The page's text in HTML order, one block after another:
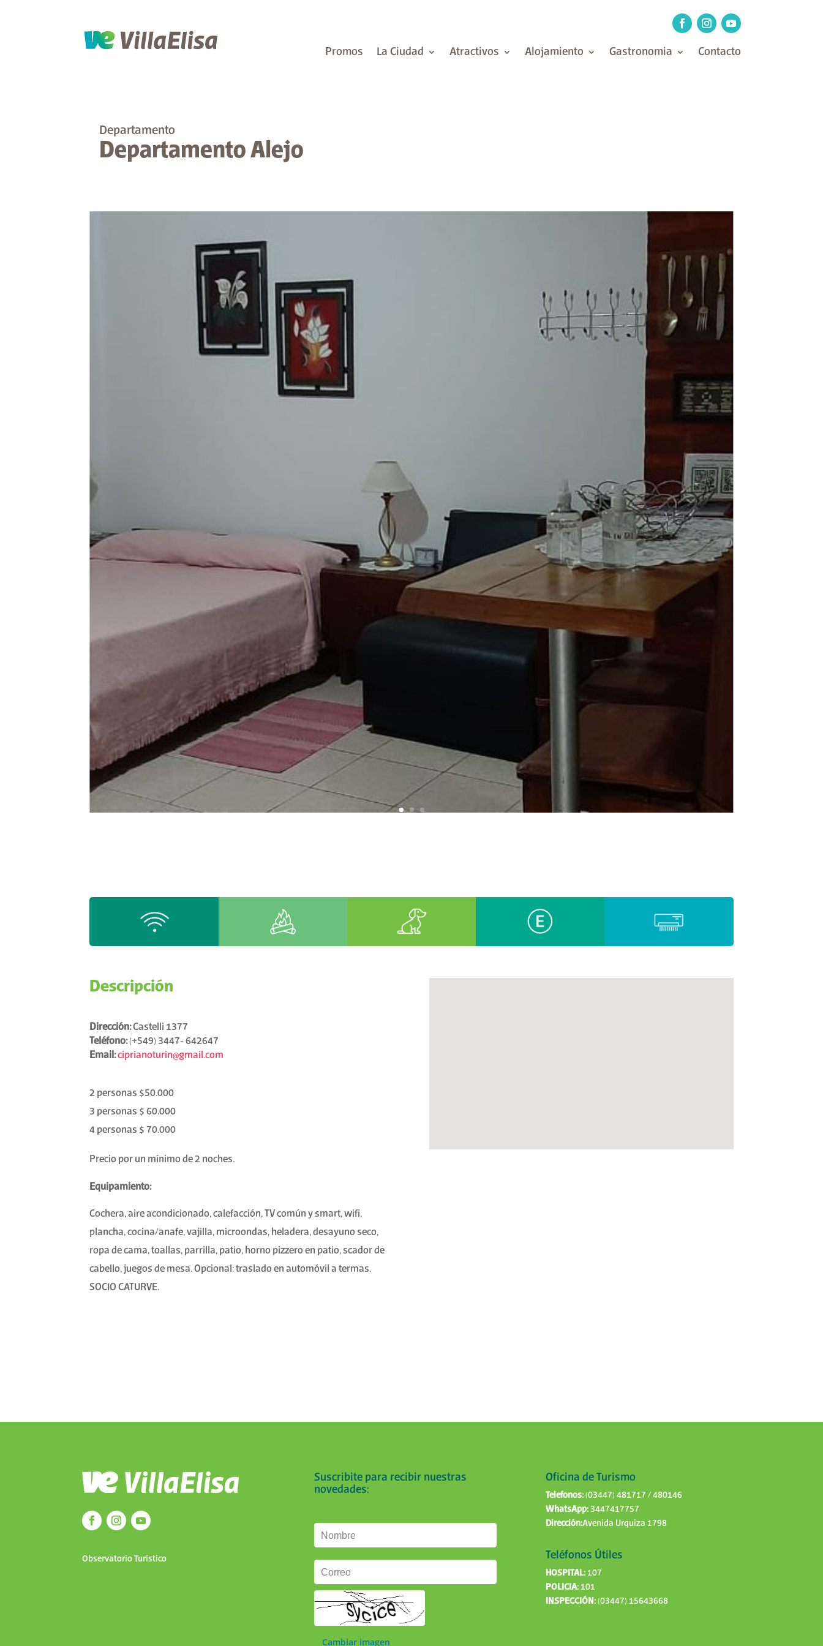
Promos La Ciudad Atractivos Alojamiento Gastronomia Contacto
Departamento
Departamento Alejo
Descripción
Dirección:Castelli 1377
Teléfono:(+549) 3447- 642647
Email:ciprianoturin@gmail.com
2 personas $50.000
3 personas $ 60.000
4 personas $ 70.000
Precio por un mínimo de 2 noches.
Equipamiento:
Cochera, aire acondicionado, calefacción, TV común y smart, wifi,
plancha, cocina/anafe, vajilla, microondas, heladera, desayuno seco,
ropa de cama, toallas, parrilla, patio, horno pizzero en patio, scador de
cabello, juegos de mesa. Opcional: traslado en automóvil a termas.
SOCIO CATURVE.
Observatorio Turístico
Suscribite para recibir nuestras
novedades:
Nombre
Correo
Cambiar imagen
Oficina de Turismo
Telefonos:(03447) 481717 / 480146
WhatsApp:3447417757
Dirección:Avenida Urquiza 1798
Teléfonos Útiles
HOSPITAL:107
POLICIA:101
INSPECCIÓN:(03447) 15643668